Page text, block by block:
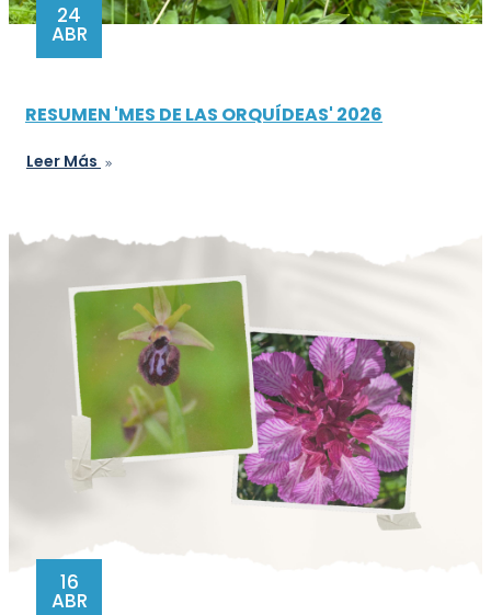
24
ABR
RESUMEN 'MES DE LAS ORQUÍDEAS' 2026
Leer Más
16
ABR